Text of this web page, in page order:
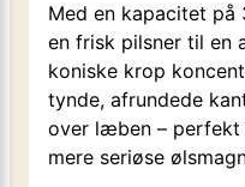
Med en kapacitet
en frisk pilsner til en
koniske krop
tynde, afrundede
over læben – perfekt
mere seriøse